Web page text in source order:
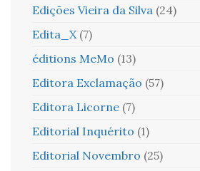
Edições Vieira da Silva (24)
Edita_X (7)
éditions MeMo (13)
Editora Exclamação (57)
Editora Licorne (7)
Editorial Inquérito (1)
Editorial Novembro (25)